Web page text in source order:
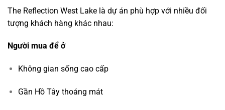
The Reflection West Lake là dự án phù hợp với nhiều đối
tượng khách hàng khác nhau:
Người mua để ở
Không gian sống cao cấp
Gần Hồ Tây thoáng mát